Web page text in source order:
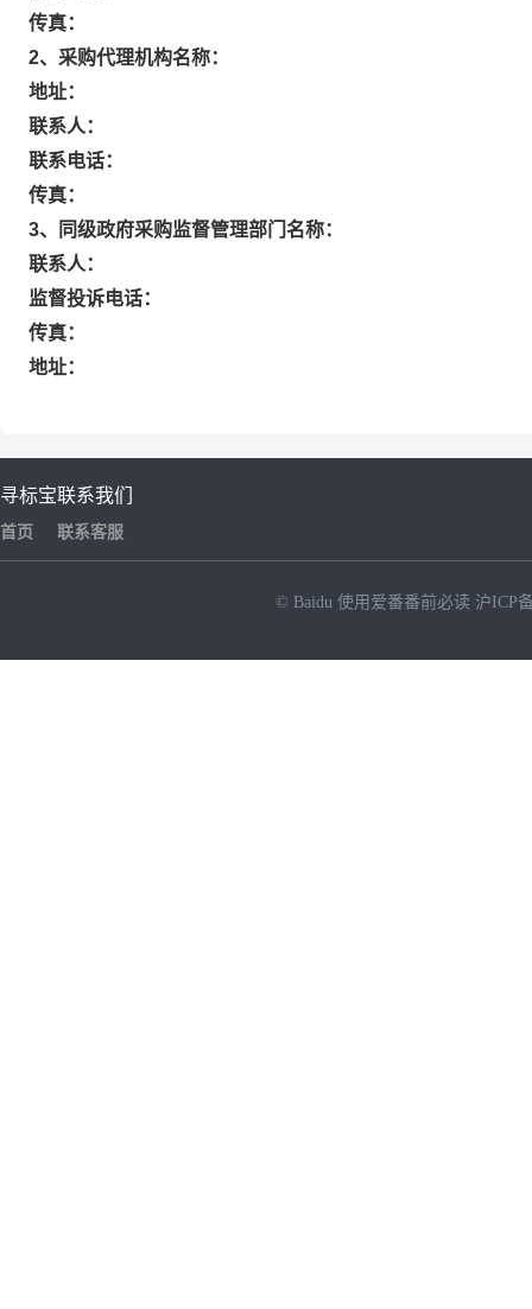
传真：
2、采购代理机构名称：
地址：
联系人：
联系电话：
传真：
3、同级政府采购监督管理部门名称：
联系人：
监督投诉电话：
传真：
地址：
寻标宝
首页
联系我们
联系客服
© Baidu 使用爱番番前必读 沪ICP